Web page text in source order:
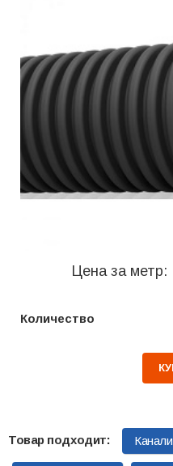
Цена за метр:
Количество